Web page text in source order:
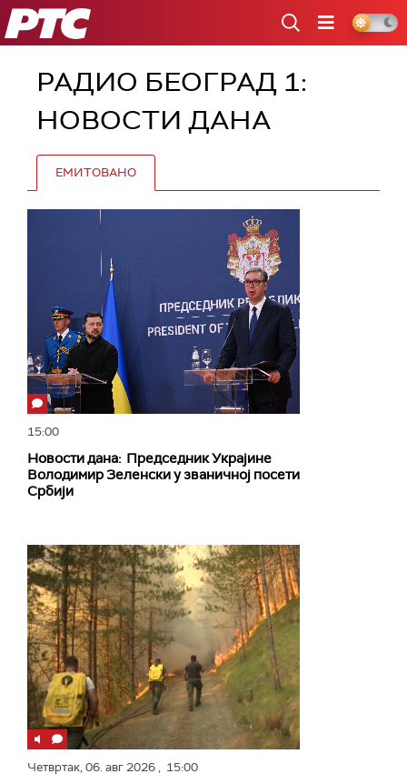
РТС
РАДИО БЕОГРАД 1:
НОВОСТИ ДАНА
ЕМИТОВАНО
15:00
Новости дана: Председник Украјине
Володимир Зеленски у званичној посети
Србији
Четвртак,06. авг 2026, 15:00